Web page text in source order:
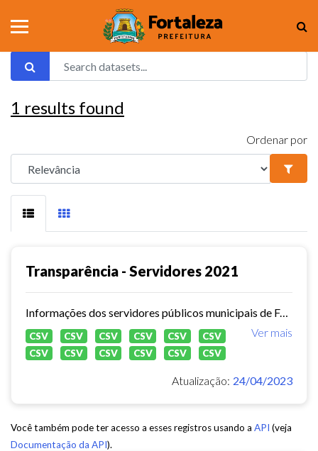
1 results found
Ordenar por
Transparência - Servidores 2021
Informações dos servidores públicos municipais de Fortaleza referente ao ano de 2021.
Ver mais
CSV CSV CSV CSV CSV
CSV
CSV
CSV CSV CSV CSV CSV
Atualização: 24/04/2023
Você também pode ter acesso a esses registros usando a API (veja
Documentação da API).